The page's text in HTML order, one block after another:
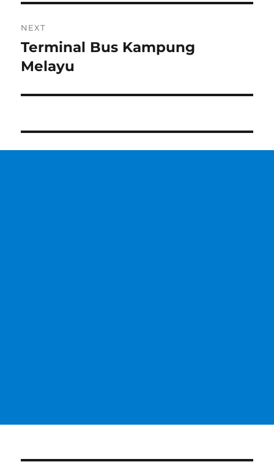
NEXT
Next
post:
Terminal Bus Kampung
Melayu